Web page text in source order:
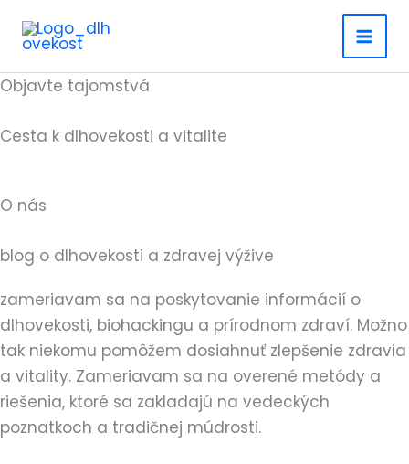
Objavte tajomstvá
Cesta k dlhovekosti a vitalite
O nás
blog o dlhovekosti a zdravej výžive
zameriavam sa na poskytovanie informácií o
dlhovekosti, biohackingu a prírodnom zdraví. Možno
tak niekomu pomôžem dosiahnuť zlepšenie zdravia
a vitality. Zameriavam sa na overené metódy a
riešenia, ktoré sa zakladajú na vedeckých
poznatkoch a tradičnej múdrosti.